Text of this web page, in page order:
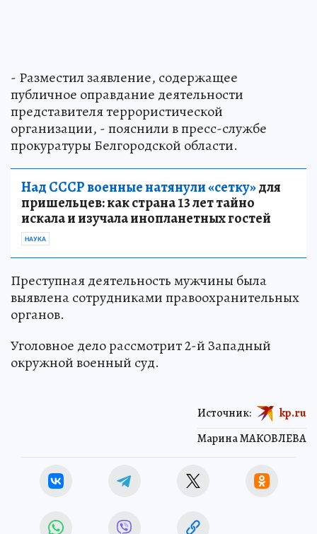
- Разместил заявление, содержащее
публичное оправдание деятельности
представителя террористической
организации, - пояснили в пресс-службе
прокуратуры Белгородской области.
Над СССР военные натянули «сетку»для
пришельцев: как страна 13 лет тайно
искала и изучала инопланетных гостей
НАУКА
Преступная деятельность мужчины была
выявлена сотрудниками правоохранительных
органов.
Уголовное дело рассмотрит 2-й Западный
окружной военный суд.
Марина МАКОВЛЕВА
Источник: kp.ru